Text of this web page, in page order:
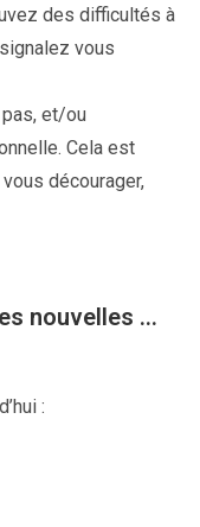
des difficultés à
vous
et/ou
Cela est
décourager,
nouvelles …
: